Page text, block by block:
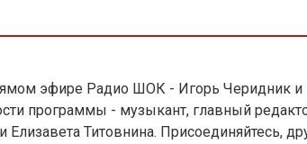
эфире Радио ШОК - Игорь Черидник и
программы - музыкант, главный
Елизавета Титовнина. Присоединяйтесь,